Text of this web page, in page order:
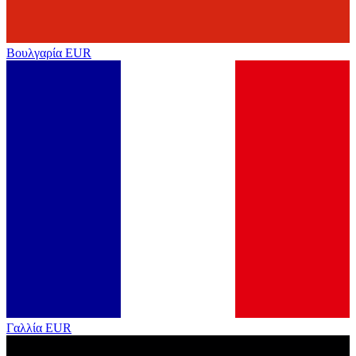
Βουλγαρία EUR
Γαλλία EUR